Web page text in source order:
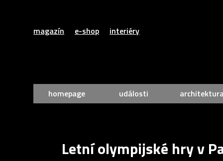
magazín e-shop interiéry
homepage události
Letní olympijské hry v